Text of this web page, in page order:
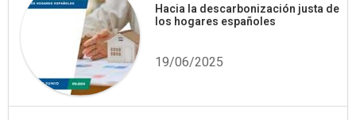
Hacia la descarbonización justa de
los hogares españoles
19/06/2025